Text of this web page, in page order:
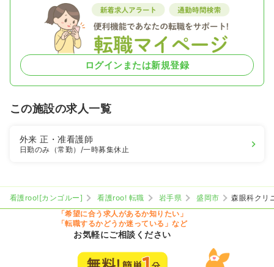
ログインまたは新規登録
この施設の求人一覧
外来正・准看護師
日勤のみ（常勤） /一時募集休止
看護roo![カンゴルー] 看護roo! 転職 岩手県 盛岡市
森眼科クリ
「希望に合う求人があるか知りたい」
「転職するかどうか迷っている」など
お気軽にご相談ください